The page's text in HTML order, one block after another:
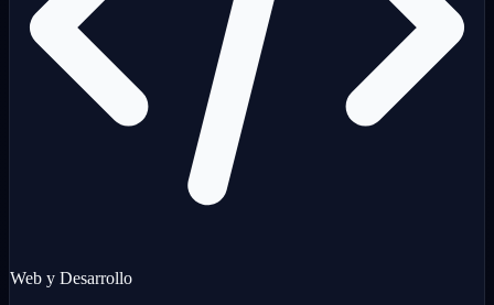
Web y Desarrollo